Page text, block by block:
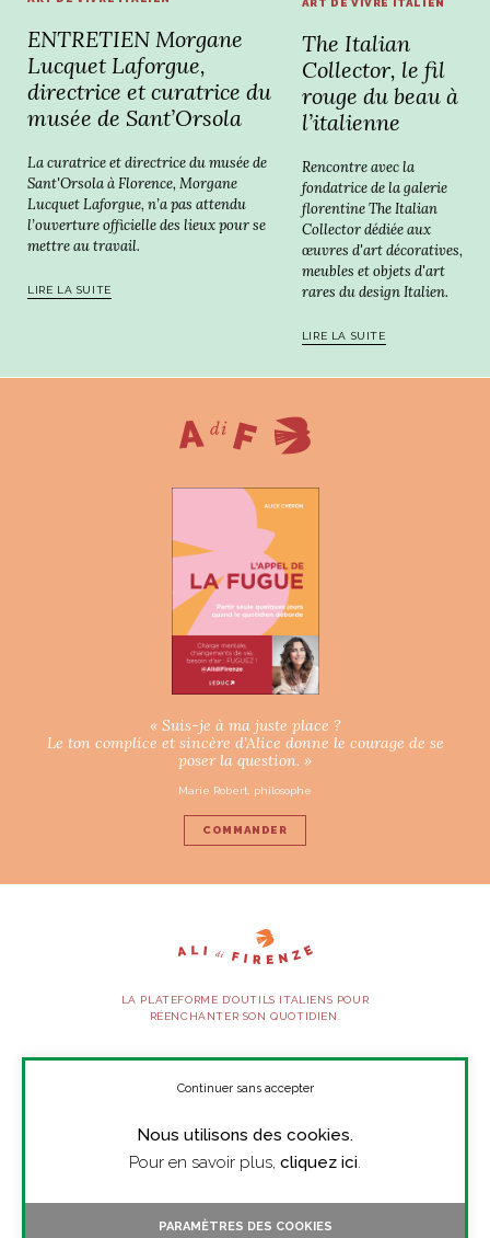
ENTRETIEN Morgane
Lucquet Laforgue,
directrice et curatrice du
musée de Sant’Orsola
La curatrice et directrice du musée de
Sant'Orsola à Florence, Morgane
Lucquet Laforgue, n’a pas attendu
l’ouverture officielle des lieux pour se
mettre au travail.
LIRE LA SUITE
The Italian
Collector, le fil
rouge du beau à
l’italienne
Rencontre avec la
fondatrice de la galerie
florentine The Italian
Collector dédiée aux
œuvres d'art décoratives,
meubles et objets d'art
rares du design Italien.
LIRE LA SUITE
« Suis-je à ma juste place ?
Le ton complice et sincère d’Alice donne le courage de se
poser la question. »
Marie Robert, philosophe
COMMANDER
LA PLATEFORME D’OUTILS ITALIENS POUR
RÉENCHANTER SON QUOTIDIEN.
SUIVEZ-NOUS
Nous utilisons des cookies.
Pour en savoir plus, cliquez ici.
Continuer sans accepter
PARAMÈTRES DES COOKIES